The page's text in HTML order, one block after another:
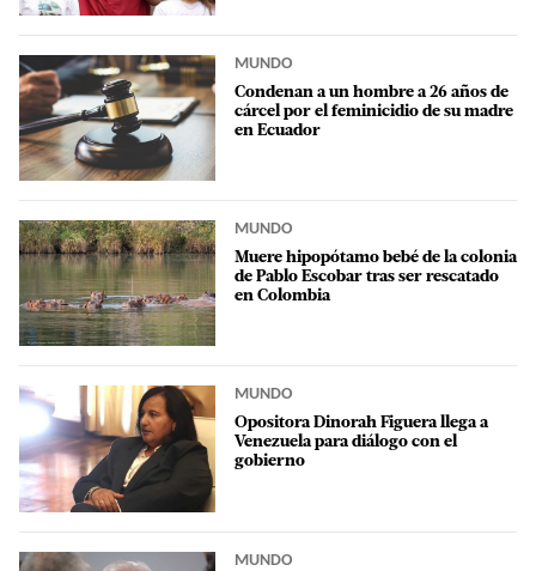
MUNDO
Condenan a un hombre a 26 años de
cárcel por el feminicidio de su madre
en Ecuador
MUNDO
Muere hipopótamo bebé de la colonia
de Pablo Escobar tras ser rescatado
en Colombia
MUNDO
Opositora Dinorah Figuera llega a
Venezuela para diálogo con el
gobierno
MUNDO